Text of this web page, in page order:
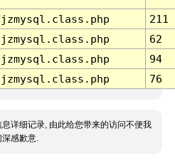
211
62
94
76
详细记录, 由此给您带来的访问不便我
深感歉意.